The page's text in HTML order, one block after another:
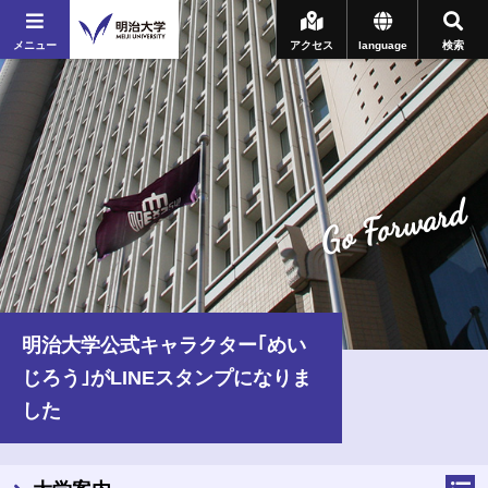
メニュー 検索
language
アクセス
Go Forward
明治大学公式キャラクター｢めい
じろう｣がLINEスタンプになりま
した